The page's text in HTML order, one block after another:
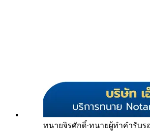
ทนายจิรศักดิ์·ทนายผู้ทำคำรับร